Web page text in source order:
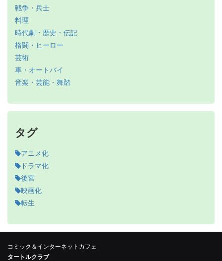
戦争・兵士
料理
時代劇・歴史・伝記
格闘・ヒーロー
芸術
車・オートバイ
音楽・芸能・舞踏
タグ
アニメ化
ドラマ化
後宮
映画化
転生
コミック＆インターネットカフェ
タートルクラブ